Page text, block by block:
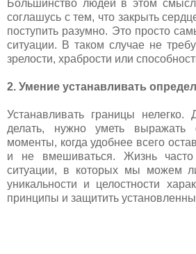
Большинство людей в этом
соглашусь с тем, что закрыть
поступить разумно. Это просто
ситуации. В таком случае не
зрелости, храбрости или
2. Умение устанавливать
Устанавливать границы нелегко.
делать, нужно уметь
моменты, когда удобнее всего
и не вмешиваться. Жизнь
ситуации, в которых мы можем
уникальности и целостности
принципы и защитить